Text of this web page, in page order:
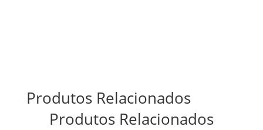
Produtos Relacionados
Produtos Relacionados